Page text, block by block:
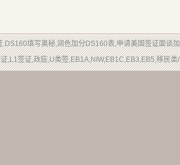
.DS160填写奥秘,润色加分DS160表,申请美国签证面谈
,L1签证,政庇,U类签,EB1A,NIW,EB1C,EB3,EB5,移民